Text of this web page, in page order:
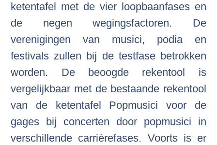
ketentafel met de vier loopbaanfases en
de negen wegingsfactoren. De
verenigingen van musici, podia en
festivals zullen bij de testfase betrokken
worden. De beoogde rekentool is
vergelijkbaar met de bestaande rekentool
van de ketentafel Popmusici voor de
gages bij concerten door popmusici in
verschillende carrièrefases. Voorts is er